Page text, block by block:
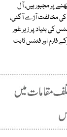
پر مجبور ہیں، آل
کی مخالفت آڑے آگئی،
کی بنیاد پر زیر غور
فارم اور فٹنس ثابت